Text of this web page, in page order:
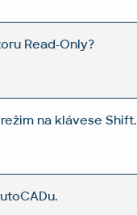
Read-Only?
na klávese Shift.